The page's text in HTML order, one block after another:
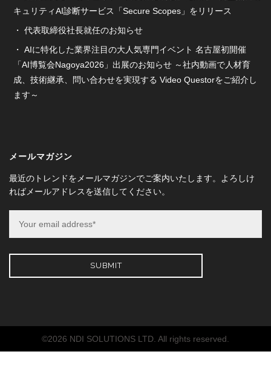
キュリティAI診断サービス「Secure Scopes」をリリース
代表取締役社長就任のお知らせ
AIに特化した業界注目の大人気専門イベント 名古屋初開催
「AI博覧会Nagoya2026」出展のお知らせ ～社内動画で人材育
成、技術継承、問い合わせを実現する Video Questorをご紹介し
ます～
メールマガジン
最近のトレンドをメールマガジンでご案内いたします。よろしけ
ればメールアドレスを送信してください。
©2026 NDI SOLUTIONS LTD. All rights reserved.